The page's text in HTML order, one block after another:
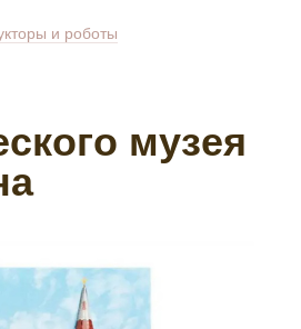
и роботы
музея